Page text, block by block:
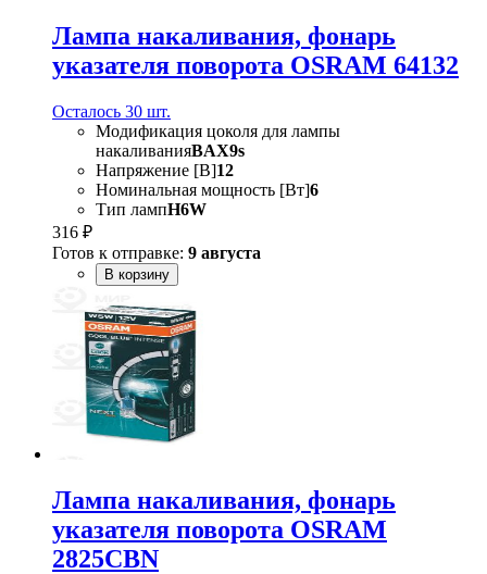
Лампа накаливания, фонарь
указателя поворота OSRAM 64132
Осталось 30 шт.
Модификация цоколя для лампы
накаливанияBAX9s
Напряжение [В]12
Номинальная мощность [Вт]6
Тип лампH6W
316 ₽
Готов к отправке: 9 августа
В корзину
Лампа накаливания, фонарь
указателя поворота OSRAM
2825CBN